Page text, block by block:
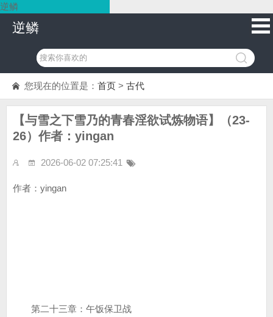
逆鳞
逆鳞
您现在的位置是： 首页 > 古代
【与雪之下雪乃的青春淫欲试炼物语】（23-
26）作者：yingan
2026-06-02 07:25:41
作者：yingan
第二十三章：午饭保卫战